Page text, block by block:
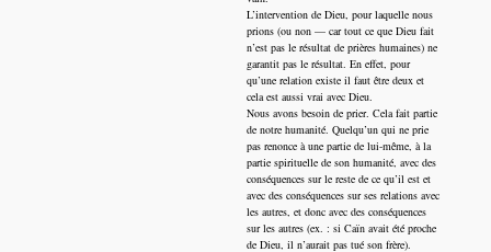
L’intervention de Dieu, pour laquelle nous
prions (ou non — car tout ce que Dieu fait
n’est pas le résultat de prières humaines) ne
garantit pas le résultat. En effet, pour
qu’une relation existe il faut être deux et
cela est aussi vrai avec Dieu.
Nous avons besoin de prier. Cela fait partie
de notre humanité. Quelqu’un qui ne prie
pas renonce à une partie de lui-même, à la
partie spirituelle de son humanité, avec des
conséquences sur le reste de ce qu’il est et
avec des conséquences sur ses relations avec
les autres, et donc avec des conséquences
sur les autres (ex. : si Caïn avait été proche
de Dieu, il n’aurait pas tué son frère).